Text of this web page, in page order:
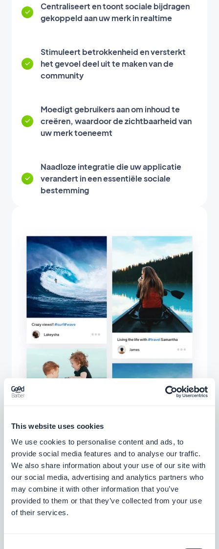
This website uses cookies
We use cookies to personalise content and ads, to
provide social media features and to analyse our traffic.
We also share information about your use of our site with
our social media, advertising and analytics partners who
may combine it with other information that you’ve
provided to them or that they’ve collected from your use
of their services.
Centraliseert en toont sociale bijdragen
gekoppeld aan uw merk in realtime
Stimuleert betrokkenheid en versterkt
het gevoel deel uit te maken van de
community
Moedigt gebruikers aan om inhoud te
creëren, waardoor de zichtbaarheid van
uw merk toeneemt
Naadloze integratie die uw applicatie
verandert in een essentiële sociale
bestemming